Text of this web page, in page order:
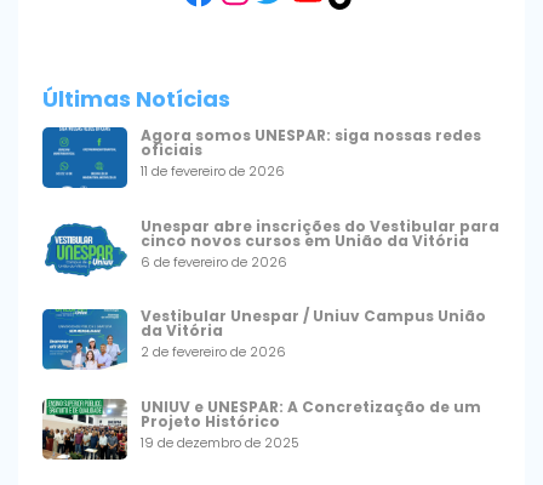
Últimas Notícias
Agora somos UNESPAR: siga nossas redes
oficiais
11 de fevereiro de 2026
Unespar abre inscrições do Vestibular para
cinco novos cursos em União da Vitória
6 de fevereiro de 2026
Vestibular Unespar / Uniuv Campus União
da Vitória
2 de fevereiro de 2026
UNIUV e UNESPAR: A Concretização de um
Projeto Histórico
19 de dezembro de 2025